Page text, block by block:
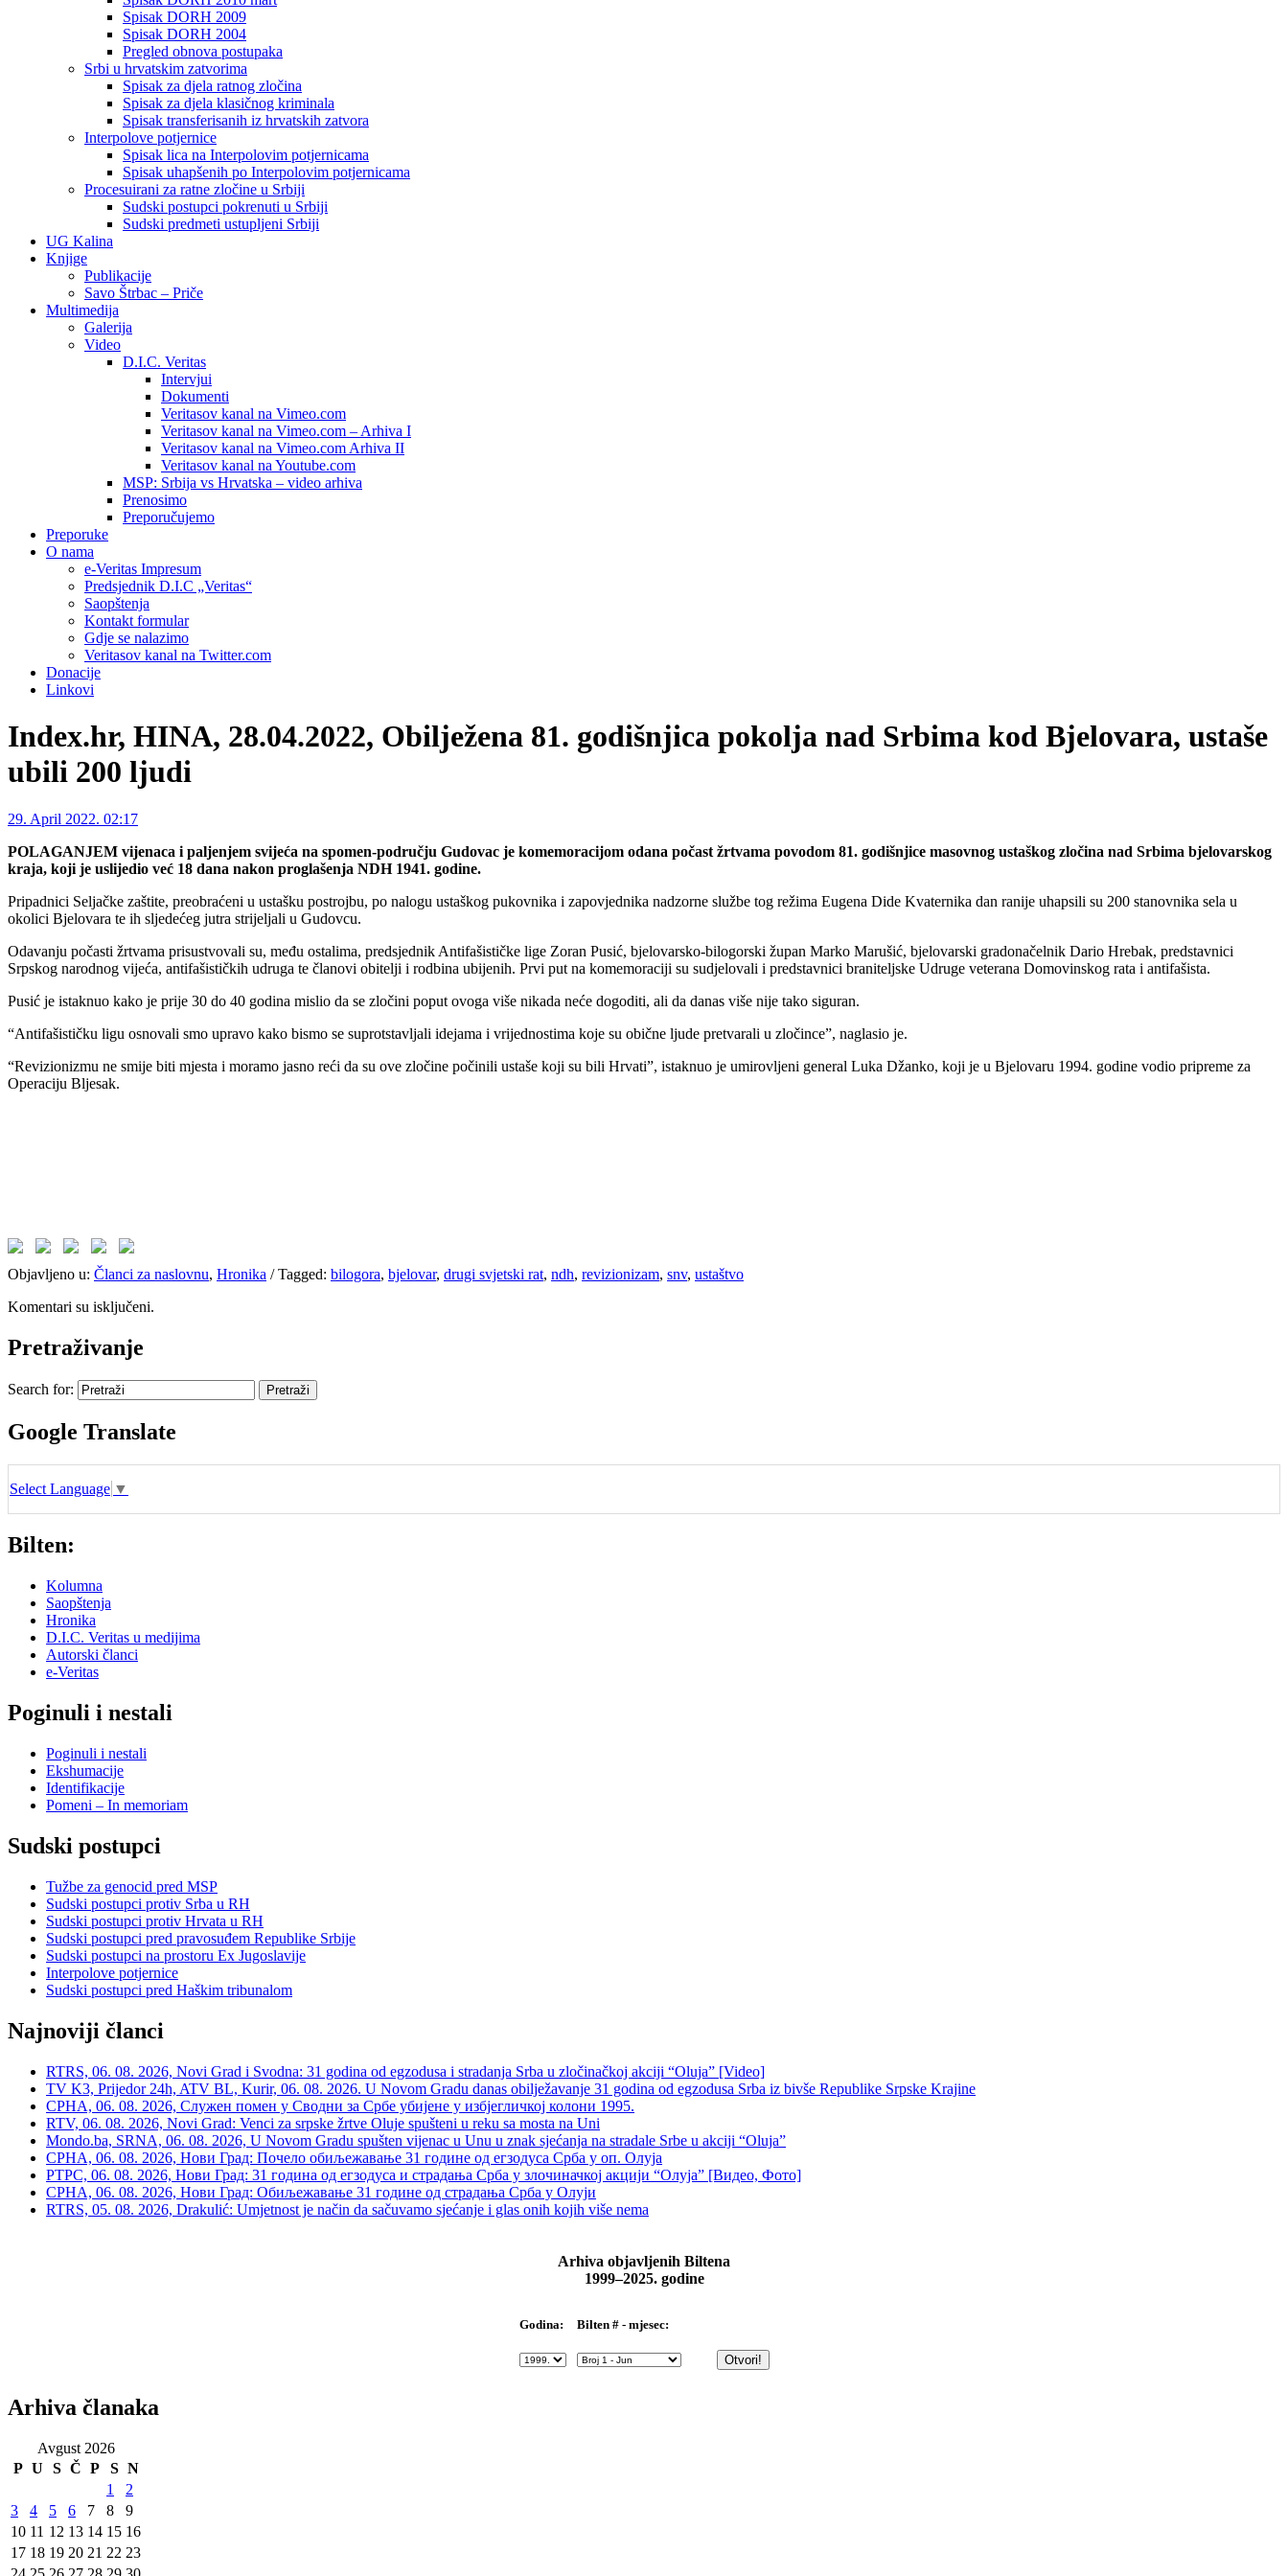
Spisak DORH 2009
Spisak DORH 2004
Pregled obnova postupaka
Srbi u hrvatskim zatvorima
Spisak za djela ratnog zločina
Spisak za djela klasičnog kriminala
Spisak transferisanih iz hrvatskih zatvora
Interpolove potjernice
Spisak lica na Interpolovim potjernicama
Spisak uhapšenih po Interpolovim potjernicama
Procesuirani za ratne zločine u Srbiji
Sudski postupci pokrenuti u Srbiji
Sudski predmeti ustupljeni Srbiji
UG Kalina
Knjige
Publikacije
Savo Štrbac – Priče
Multimedija
Galerija
Video
D.I.C. Veritas
Intervjui
Dokumenti
Veritasov kanal na Vimeo.com
Veritasov kanal na Vimeo.com – Arhiva I
Veritasov kanal na Vimeo.com Arhiva II
Veritasov kanal na Youtube.com
MSP: Srbija vs Hrvatska – video arhiva
Prenosimo
Preporučujemo
Preporuke
O nama
e-Veritas Impresum
Predsjednik D.I.C „Veritas“
Saopštenja
Kontakt formular
Gdje se nalazimo
Veritasov kanal na Twitter.com
Donacije
Linkovi
Index.hr, HINA, 28.04.2022, Obilježena 81. godišnjica pokolja nad Srbima kod Bjelovara, ustaše
ubili 200 ljudi
29. April 2022. 02:17
POLAGANJEM vijenaca i paljenjem svijeća na spomen-području Gudovac je komemoracijom odana počast žrtvama povodom 81. godišnjice masovnog ustaškog zločina nad Srbima bjelovarskog
kraja, koji je uslijedio već 18 dana nakon proglašenja NDH 1941. godine.
Pripadnici Seljačke zaštite, preobraćeni u ustašku postrojbu, po nalogu ustaškog pukovnika i zapovjednika nadzorne službe tog režima Eugena Dide Kvaternika dan ranije uhapsili su 200 stanovnika sela u
okolici Bjelovara te ih sljedećeg jutra strijeljali u Gudovcu.
Odavanju počasti žrtvama prisustvovali su, među ostalima, predsjednik Antifašističke lige Zoran Pusić, bjelovarsko-bilogorski župan Marko Marušić, bjelovarski gradonačelnik Dario Hrebak, predstavnici
Srpskog narodnog vijeća, antifašističkih udruga te članovi obitelji i rodbina ubijenih. Prvi put na komemoraciji su sudjelovali i predstavnici braniteljske Udruge veterana Domovinskog rata i antifašista.
Pusić je istaknuo kako je prije 30 do 40 godina mislio da se zločini poput ovoga više nikada neće dogoditi, ali da danas više nije tako siguran.
“Antifašističku ligu osnovali smo upravo kako bismo se suprotstavljali idejama i vrijednostima koje su obične ljude pretvarali u zločince”, naglasio je.
“Revizionizmu ne smije biti mjesta i moramo jasno reći da su ove zločine počinili ustaše koji su bili Hrvati”, istaknuo je umirovljeni general Luka Džanko, koji je u Bjelovaru 1994. godine vodio pripreme za
Operaciju Bljesak.
Objavljeno u: Članci za naslovnu, Hronika /Tagged: bilogora, bjelovar, drugi svjetski rat, ndh, revizionizam, snv, ustaštvo
Komentari su isključeni.
Pretraživanje
Search for:
Google Translate
Select Language ▼
Bilten:
Kolumna
Saopštenja
Hronika
D.I.C. Veritas u medijima
Autorski članci
e-Veritas
Poginuli i nestali
Poginuli i nestali
Ekshumacije
Identifikacije
Pomeni – In memoriam
Sudski postupci
Tužbe za genocid pred MSP
Sudski postupci protiv Srba u RH
Sudski postupci protiv Hrvata u RH
Sudski postupci pred pravosuđem Republike Srbije
Sudski postupci na prostoru Ex Jugoslavije
Interpolove potjernice
Sudski postupci pred Haškim tribunalom
Najnoviji članci
RTRS, 06. 08. 2026, Novi Grad i Svodna: 31 godina od egzodusa i stradanja Srba u zločinačkoj akciji “Oluja” [Video]
TV K3, Prijedor 24h, ATV BL, Kurir, 06. 08. 2026. U Novom Gradu danas obilježavanje 31 godina od egzodusa Srba iz bivše Republike Srpske Krajine
СРНА, 06. 08. 2026, Служен помен у Сводни за Србе убијене у избјегличкој колони 1995.
RTV, 06. 08. 2026, Novi Grad: Venci za srpske žrtve Oluje spušteni u reku sa mosta na Uni
Mondo.ba, SRNA, 06. 08. 2026, U Novom Gradu spušten vijenac u Unu u znak sjećanja na stradale Srbe u akciji “Oluja”
СРНА, 06. 08. 2026, Нови Град: Почело обиљежавање 31 године од егзодуса Срба у оп. Олуја
РТРС, 06. 08. 2026, Нови Град: 31 година од егзодуса и страдања Срба у злочиначкој акцији “Олуја” [Видео, Фото]
СРНА, 06. 08. 2026, Нови Град: Обиљежавање 31 године од страдања Срба у Олуји
RTRS, 05. 08. 2026, Drakulić: Umjetnost je način da sačuvamo sjećanje i glas onih kojih više nema
Arhiva objavljenih Biltena
1999–2025. godine
Godina: Bilten # - mjesec:
Arhiva članaka
Avgust 2026
P U S Č P S N
1
2
3
4 5 6 7 8
9
10 11 12 13 14 15 16
17 18 19 20 21 22 23